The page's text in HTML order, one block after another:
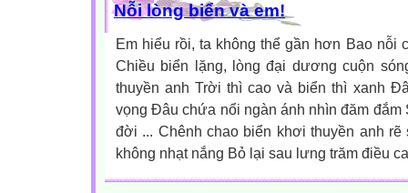
Nỗi lòng biển và em!
Em hiểu rồi, ta không thể gần hơn Bao nỗi
Chiều biển lặng, lòng đại dương cuộn
thuyền anh Trời thì cao và biển thì xanh
vọng Đâu chứa nổi ngàn ánh nhìn đăm đắm
đời ... Chênh chao biển khơi thuyền anh
không nhạt nắng Bỏ lại sau lưng trăm điều